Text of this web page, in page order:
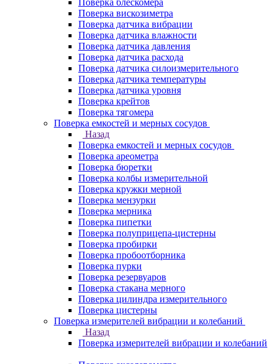
Поверка блескомера
Поверка вискозиметра
Поверка датчика вибрации
Поверка датчика влажности
Поверка датчика давления
Поверка датчика расхода
Поверка датчика силоизмерительного
Поверка датчика температуры
Поверка датчика уровня
Поверка крейтов
Поверка тягомера
Поверка емкостей и мерных сосудов
Назад
Поверка емкостей и мерных сосудов
Поверка ареометра
Поверка бюретки
Поверка колбы измерительной
Поверка кружки мерной
Поверка мензурки
Поверка мерника
Поверка пипетки
Поверка полуприцепа-цистерны
Поверка пробирки
Поверка пробоотборника
Поверка пурки
Поверка резервуаров
Поверка стакана мерного
Поверка цилиндра измерительного
Поверка цистерны
Поверка измерителей вибрации и колебаний
Назад
Поверка измерителей вибрации и колебаний